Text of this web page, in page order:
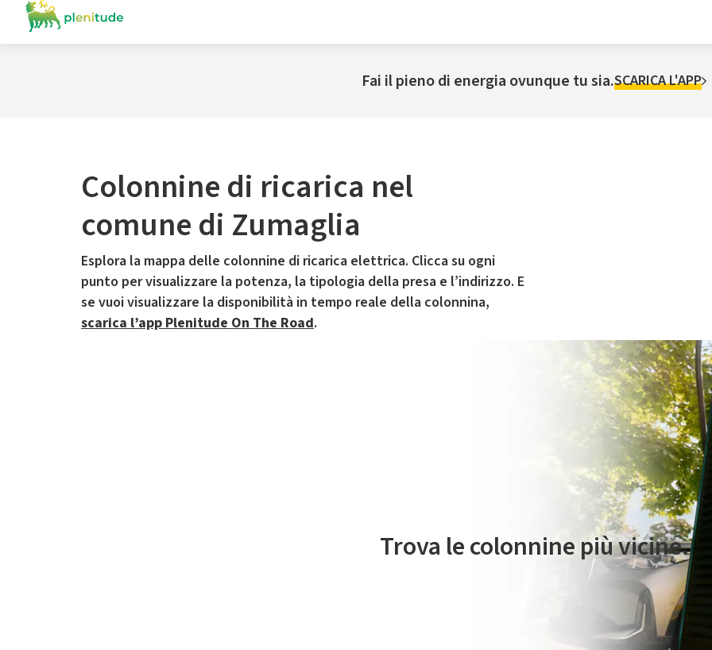
Fai il pieno di energia ovunque tu sia.SCARICA L'APP
Colonnine di ricarica nel
comune di Zumaglia
Esplora la mappa delle colonnine di ricarica elettrica. Clicca su ogni
punto per visualizzare la potenza, la tipologia della presa e l’indirizzo. E
se vuoi visualizzare la disponibilità in tempo reale della colonnina,
scarica l’app Plenitude On The Road.
Il servizio di mobilità elettrica è gestito da Plenitude On The Road
Trova le colonnine più vicine.